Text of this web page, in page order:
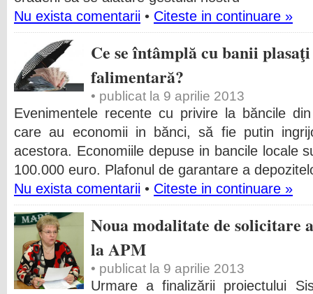
Nu exista comentarii • Citeste in continuare »
Ce se întâmplă cu banii
falimentară?
• publicat la 9 aprilie 2013
Evenimentele recente cu privire la băncile
care au economii in bănci, să fie putin
acestora. Economiile depuse in bancile locale
100.000 euro. Plafonul de garantare a
Nu exista comentarii • Citeste in continuare »
Noua modalitate de solicitare
la APM
• publicat la 9 aprilie 2013
Urmare a finalizării proiectului